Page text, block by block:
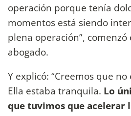
operación porque tenía
momentos está siendo
plena operación”,
abogado.
Y explicó: “Creemos que
Ella estaba tranquila. Lo
que tuvimos que acelerar